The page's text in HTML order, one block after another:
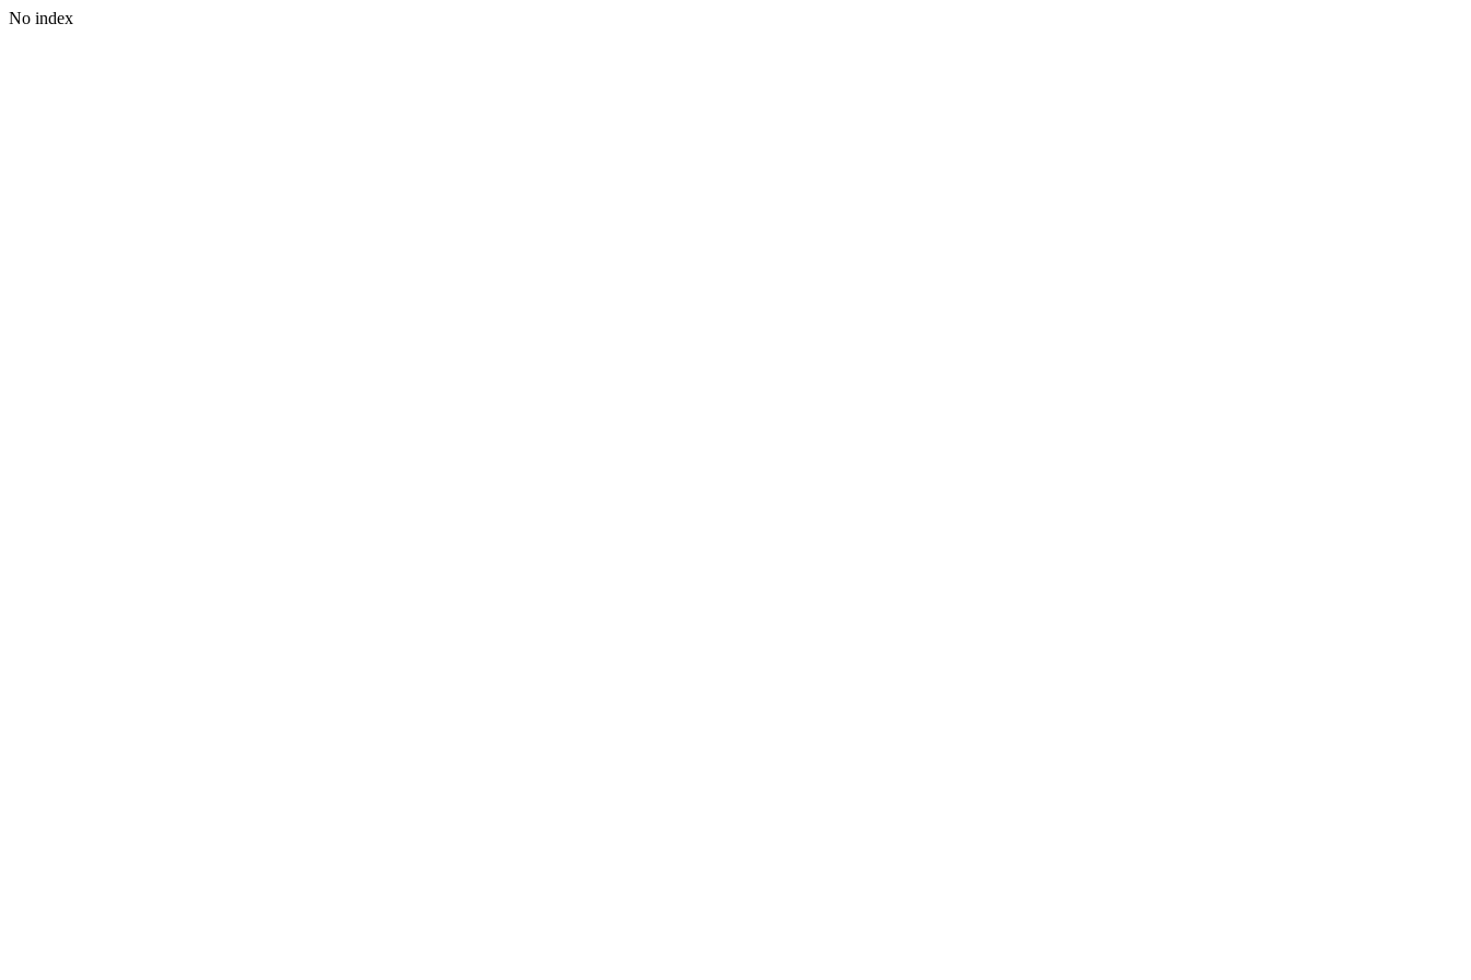
No index